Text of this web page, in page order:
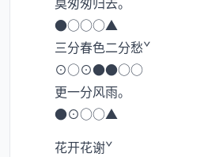
●○○○▲
三分春色二分愁ˇ
⊙○⊙●●○○
更一分风雨。
●⊙○○▲
花开花谢ˇ